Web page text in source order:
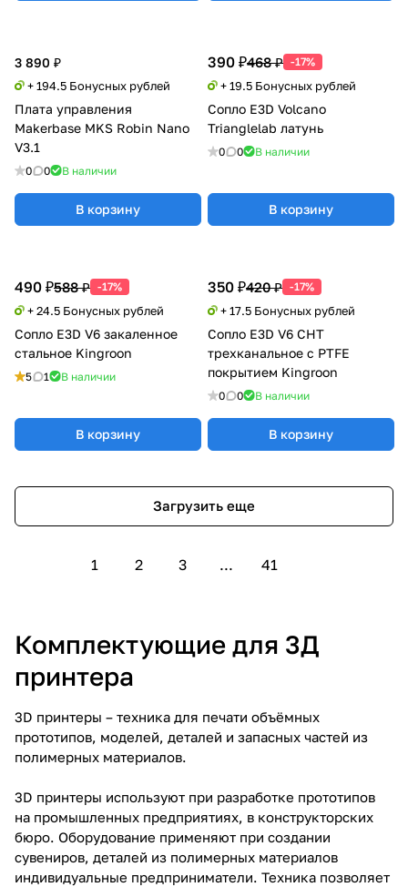
3 890 ₽
+ 194.5 Бонусных рублей
Плата управления
Makerbase MKS Robin Nano
V3.1
0 0 В наличии
В корзину
390 ₽468 ₽ -17%
+ 19.5 Бонусных рублей
Сопло E3D Volcano
Trianglelab латунь
0 0 В наличии
В корзину
490 ₽588 ₽ -17%
+ 24.5 Бонусных рублей
Сопло E3D V6 закаленное
стальное Kingroon
5 1 В наличии
В корзину
350 ₽420 ₽ -17%
+ 17.5 Бонусных рублей
Сопло E3D V6 CHT
трехканальное с PTFE
покрытием Kingroon
0 0 В наличии
В корзину
Загрузить еще
1 2 3 ... 41
Комплектующие для 3Д
принтера
3D принтеры – техника для печати объёмных
прототипов, моделей, деталей и запасных частей из
полимерных материалов.
3D принтеры используют при разработке прототипов
на промышленных предприятиях, в конструкторских
бюро. Оборудование применяют при создании
сувениров, деталей из полимерных материалов
индивидуальные предприниматели. Техника позволяет